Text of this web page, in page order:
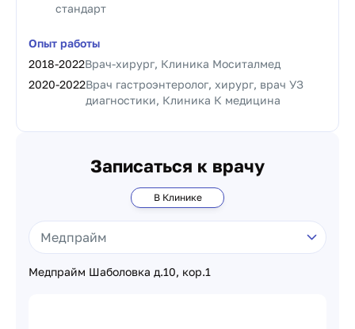
стандарт
Опыт работы
2018-2022Врач-хирург, Клиника Моситалмед
2020-2022Врач гастроэнтеролог, хирург, врач УЗ
диагностики, Клиника К медицина
Записаться к врачу
В Клинике
Медпрайм Шаболовка д.10, кор.1